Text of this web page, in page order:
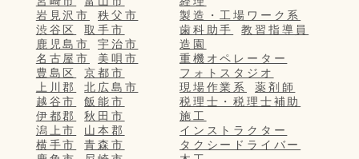
岩見沢市
秩父市
渋谷区
取手市
鹿児島市
宇治市
名古屋市
美唄市
豊島区
京都市
上川郡
北広島市
越谷市
飯能市
伊都郡
秋田市
潟上市
山本郡
横手市
青森市
製造・工場ワーク系
歯科助手
教習指導員
造園
重機オペレーター
フォトスタジオ
現場作業系
薬剤師
税理士・税理士補助
施工
インストラクター
タクシードライバー